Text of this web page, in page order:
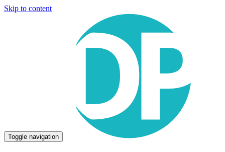
Skip to content
Toggle navigation